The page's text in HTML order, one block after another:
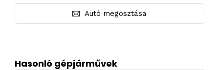
Autó megosztása
Hasonló gépjárművek